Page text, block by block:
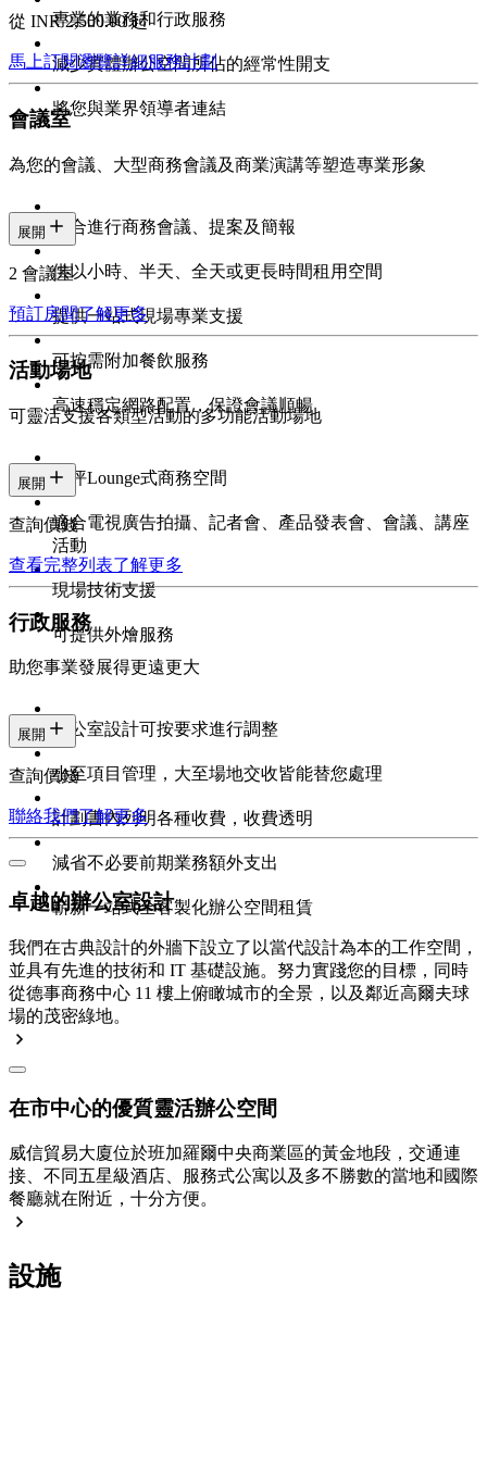
專業的業務和行政服務
減少實體辦公空間所佔的經常性開支
將您與業界領導者連結
從 INR 2,500.00 起
馬上訂閱瀏覽詳細服務計劃
會議室
為您的會議、大型商務會議及商業演講等塑造專業形象
適合進行商務會議、提案及簡報
供以小時、半天、全天或更長時間租用空間
提供一站式現場專業支援
可按需附加餐飲服務
高速穩定網路配置，保證會議順暢
展開
2 會議室
預訂房間了解更多
活動場地
可靈活支援各類型活動的多功能活動場地
百坪Lounge式商務空間
適合電視廣告拍攝、記者會、產品發表會、會議、講座
活動
現場技術支援
可提供外燴服務
展開
查詢價錢
查看完整列表了解更多
行政服務
助您事業發展得更遠更大
辦公室設計可按要求進行調整
小至項目管理，大至場地交收皆能替您處理
計劃書內列明各種收費，收費透明
減省不必要前期業務額外支出
嶄新一站式全客製化辦公空間租賃
展開
查詢價錢
聯絡我們了解更多
卓越的辦公室設計
我們在古典設計的外牆下設立了以當代設計為本的工作空間，
並具有先進的技術和 IT 基礎設施。努力實踐您的目標，同時
從德事商務中心 11 樓上俯瞰城市的全景，以及鄰近高爾夫球
場的茂密綠地。
在市中心的優質靈活辦公空間
威信貿易大廈位於班加羅爾中央商業區的黃金地段，交通連
接、不同五星級酒店、服務式公寓以及多不勝數的當地和國際
餐廳就在附近，十分方便。
設施